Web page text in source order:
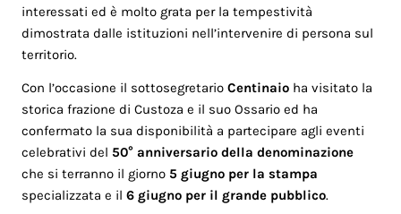
interessati ed è molto grata per la tempestività
dimostrata dalle istituzioni nell’intervenire di persona sul
territorio.
Con l’occasione il sottosegretarioCentinaio ha visitato la
storica frazione di Custoza e il suo Ossario ed ha
confermato la sua disponibilità a partecipare agli eventi
celebrativi del 50° anniversario della denominazione
che si terranno il giorno 5 giugno per la stampa
specializzata e il6 giugno per il grande pubblico.